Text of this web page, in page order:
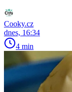
Cooky.cz
dnes, 16:34
4 min